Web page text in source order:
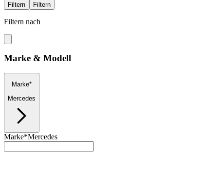
Filtern Filtern
Filtern nach
Marke & Modell
Marke*
Mercedes
Marke*Mercedes